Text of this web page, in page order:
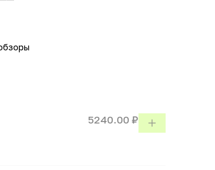
5240.00 ₽